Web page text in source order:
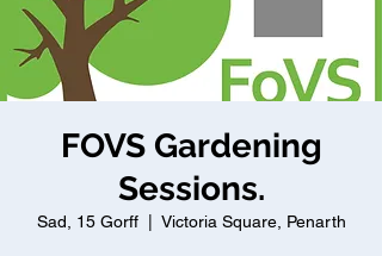
FOVS Gardening
Sessions.
Sad, 15 Gorff
  |
Victoria Square, Penarth